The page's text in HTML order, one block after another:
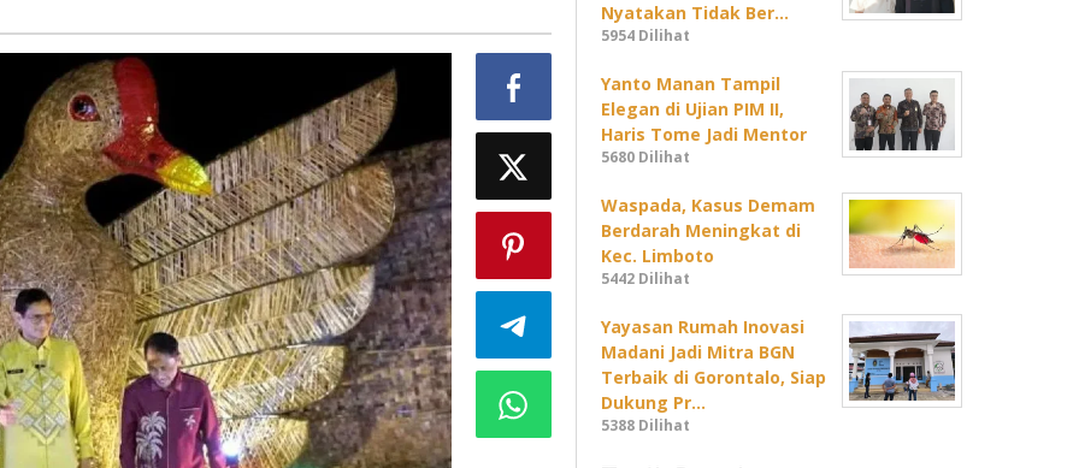
Nyatakan Tidak Ber…
5954 Dilihat
Yanto Manan Tampil
Elegan di Ujian PIM II,
Haris Tome Jadi Mentor
5680 Dilihat
Waspada, Kasus Demam
Berdarah Meningkat di
Kec. Limboto
5442 Dilihat
Yayasan Rumah Inovasi
Madani Jadi Mitra BGN
Terbaik di Gorontalo, Siap
Dukung Pr…
5388 Dilihat